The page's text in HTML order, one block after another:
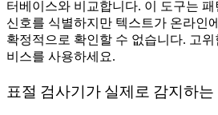
터베이스와 비교합니다. 이 도구는
신호를 식별하지만 텍스트가 온라인
확정적으로 확인할 수 없습니다. 고
비스를 사용하세요.
표절 검사기가 실제로 감지하